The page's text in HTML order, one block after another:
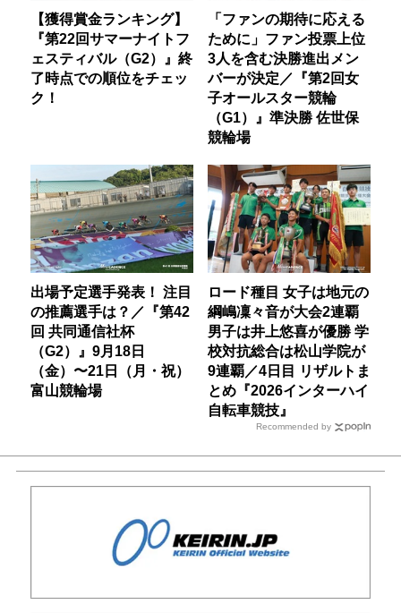
【獲得賞金ランキング】
『第22回サマーナイトフ
ェスティバル（G2）』終
了時点での順位をチェッ
ク！
「ファンの期待に応える
ために」ファン投票上位
3人を含む決勝進出メン
バーが決定／『第2回女
子オールスター競輪
（G1）』準決勝 佐世保
競輪場
出場予定選手発表！ 注目
の推薦選手は？／『第42
回 共同通信社杯
（G2）』9月18日
（金）〜21日（月・祝）
富山競輪場
ロード種目 女子は地元の
綱嶋凜々音が大会2連覇
男子は井上悠喜が優勝 学
校対抗総合は松山学院が
9連覇／4日目 リザルトま
とめ『2026インターハイ
自転車競技』
Recommended by